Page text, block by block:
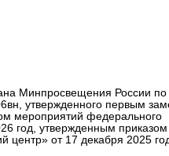
Минпросвещения России по
утвержденного первым
мероприятий федерального
год, утвержденным приказом
центр» от 17 декабря 2025